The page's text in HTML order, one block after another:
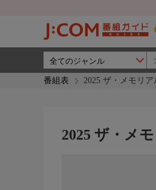
番組表 2025 ザ・メモリア
2025 ザ・メ